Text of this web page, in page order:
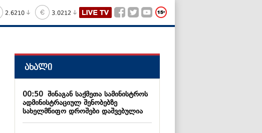
2.6210 3.0212
ახალი
00:50შინაგან საქმეთა სამინისტროს
ადმინისტრაციულ შენობებზე
სახელმწიფო დროშები დაშვებულია